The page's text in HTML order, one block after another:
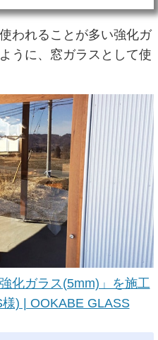
われることが多い強化ガ
うに、窓ガラスとして使
化ガラス(5mm)」を施工
) | OOKABE GLASS